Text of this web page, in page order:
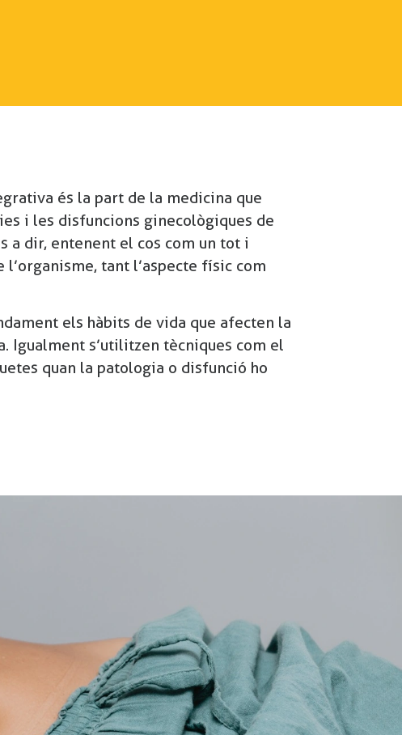
és la part de la medicina que
i les disfuncions ginecològiques de
a dir, entenent el cos com un tot i
tant l’aspecte físic com
els hàbits de vida que afecten la
Igualment s’utilitzen tècniques com el
quan la patologia o disfunció ho